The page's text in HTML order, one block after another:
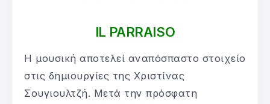
IL PARRAISO
Η μουσική αποτελεί αναπόσπαστο στοιχείο
στις δημιουργίες της Χριστίνας
Σουγιουλτζή. Μετά την πρόσφατη